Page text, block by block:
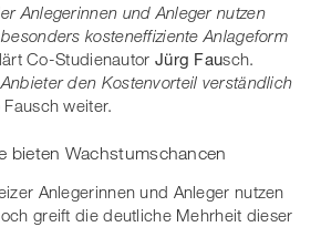
Anlegerinnen und Anleger nutzen
kosteneffiziente Anlageform
Co-Studienautor Jürg Fausch.
den Kostenvorteil verständlich
Fausch weiter.
bieten Wachstumschancen
Anlegerinnen und Anleger nutzen
greift die deutliche Mehrheit dieser